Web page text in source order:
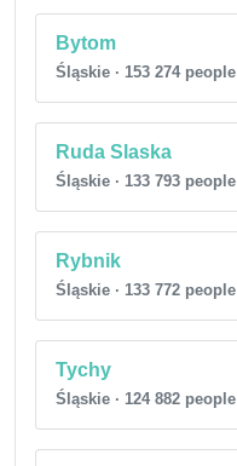
Bytom
Śląskie · 153 274 people
Ruda Slaska
Śląskie · 133 793 people
Rybnik
Śląskie · 133 772 people
Tychy
Śląskie · 124 882 people